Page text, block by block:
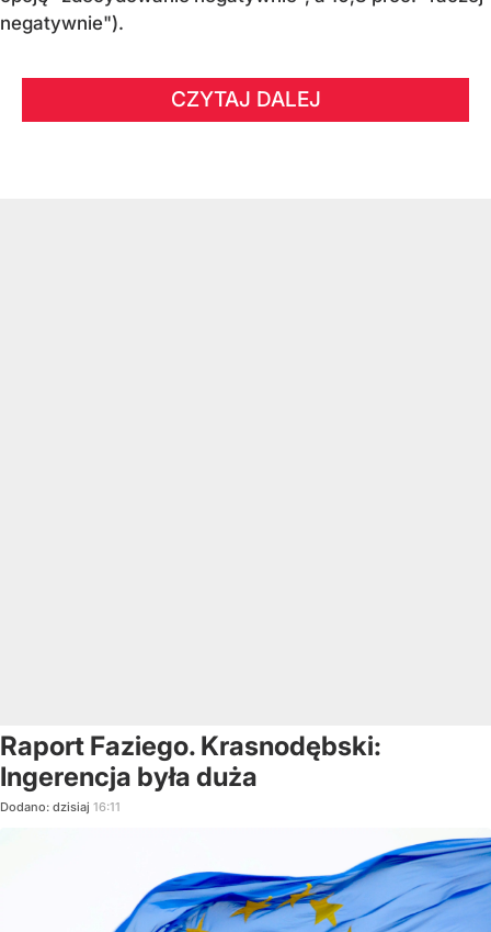
negatywnie").
CZYTAJ DALEJ
Raport Faziego. Krasnodębski:
Ingerencja była duża
Dodano: dzisiaj 16:11